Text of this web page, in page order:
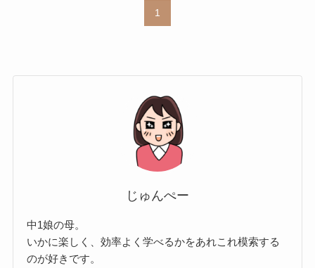
1
じゅんぺー
中1娘の母。
いかに楽しく、効率よく学べるかをあれこれ模索する
のが好きです。